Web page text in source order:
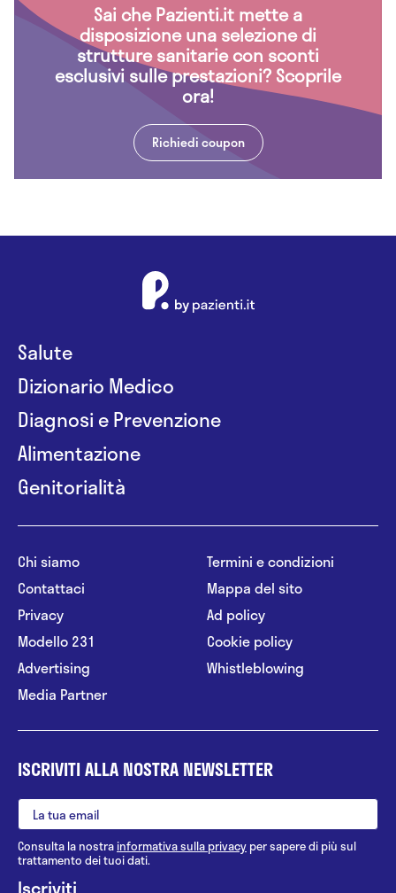
Sai che Pazienti.it mette a
disposizione una selezione di
strutture sanitarie con sconti
esclusivi sulle prestazioni? Scoprile
ora!
Richiedi coupon
Salute
Dizionario Medico
Diagnosi e Prevenzione
Alimentazione
Genitorialità
Chi siamo
Contattaci
Privacy
Modello 231
Advertising
Media Partner
Termini e condizioni
Mappa del sito
Ad policy
Cookie policy
Whistleblowing
ISCRIVITI ALLA NOSTRA NEWSLETTER
Consulta la nostrainformativa sulla privacy per sapere di più sul
trattamento dei tuoi dati.